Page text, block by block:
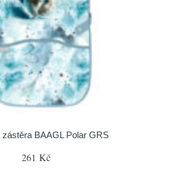
zástěra BAAGL Polar GRS
261 Kč